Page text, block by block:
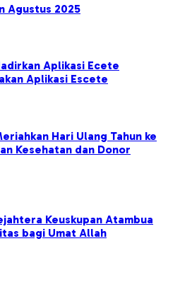
Agustus 2025
Aplikasi Ecete
Aplikasi Escete
Hari Ulang Tahun ke
Kesehatan dan Donor
Keuskupan Atambua
bagi Umat Allah